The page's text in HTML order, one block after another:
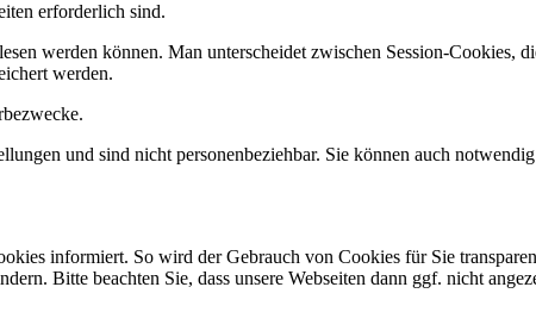
erforderlich sind.
werden können. Man unterscheidet zwischen Session-Cookies,
werden.
und sind nicht personenbeziehbar. Sie können auch
informiert. So wird der Gebrauch von Cookies für Sie
Bitte beachten Sie, dass unsere Webseiten dann ggf. nicht